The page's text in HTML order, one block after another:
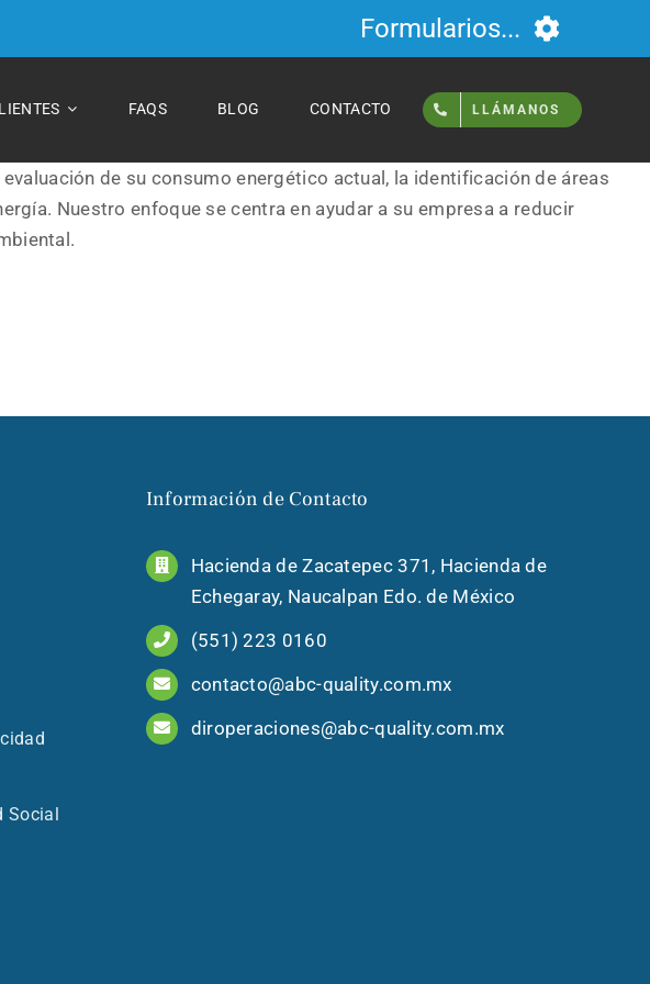
Formularios...
FAQS BLOG CONTACTO LLÁMANOS
de su consumo energético actual, la identificación de áreas
Nuestro enfoque se centra en ayudar a su empresa a reducir
Social
Información de Contacto
Hacienda de Zacatepec 371, Hacienda de
Echegaray, Naucalpan Edo. de México
(551) 223 0160
contacto@abc-quality.com.mx
diroperaciones@abc-quality.com.mx